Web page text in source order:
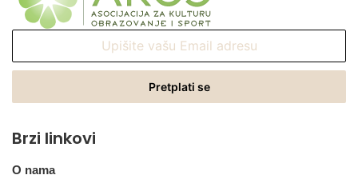
Email
Brzi linkovi
O nama